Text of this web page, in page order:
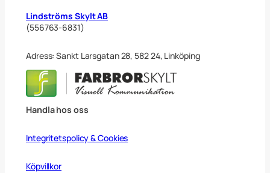
Lindströms Skylt AB
(556763-6831)
Adress: Sankt Larsgatan 28, 582 24, Linköping
Handla hos oss
Integritetspolicy & Cookies
Köpvillkor